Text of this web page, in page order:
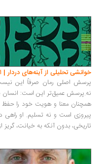
تحلیلی از آینه‌های دردار | اسحاق
اصلی رمان صرفاً این نیست که
عمیق‌تر این است: انسان پس از
معنا و هویت خود را حفظ کند؟...
است و نه تسلیم. او راهی دیگر
بدون آنکه به خیانت، گریز از